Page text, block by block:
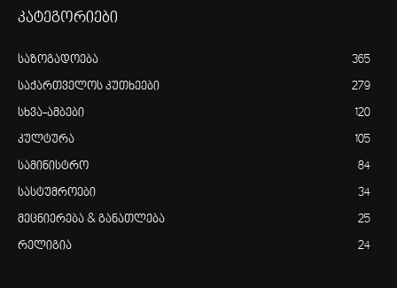
კატეგორიები
საზოგადოება 365
საქართველოს კუთხეები 279
სხვა-ამბები 120
კულტურა 105
სამინისტრო 84
სასტუმროები 34
მეცნიერება & განათლება 25
რელიგია 24